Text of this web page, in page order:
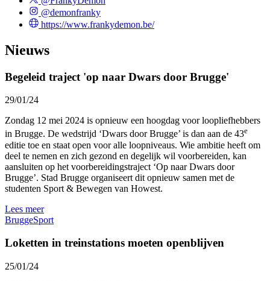
@demonfranky
https://www.frankydemon.be/
Nieuws
Begeleid traject 'op naar Dwars door Brugge'
29/01/24
Zondag 12 mei 2024 is opnieuw een hoogdag voor loopliefhebbers
in Brugge. De wedstrijd ‘Dwars door Brugge’ is dan aan de 43e
editie toe en staat open voor alle loopniveaus. Wie ambitie heeft om
deel te nemen en zich gezond en degelijk wil voorbereiden, kan
aansluiten op het voorbereidingstraject ‘Op naar Dwars door
Brugge’. Stad Brugge organiseert dit opnieuw samen met de
studenten Sport & Bewegen van Howest.
Lees meer
BruggeSport
Loketten in treinstations moeten openblijven
25/01/24